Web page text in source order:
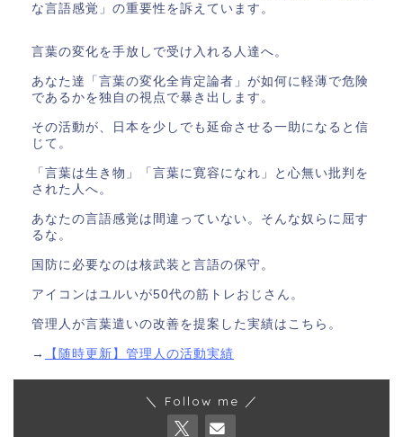
な言語感覚」の重要性を訴えています。
言葉の変化を手放しで受け入れる人達へ。
あなた達「言葉の変化全肯定論者」が如何に軽薄で危険
であるかを独自の視点で暴き出します。
その活動が、日本を少しでも延命させる一助になると信
じて。
「言葉は生き物」「言葉に寛容になれ」と心無い批判を
された人へ。
あなたの言語感覚は間違っていない。そんな奴らに屈す
るな。
国防に必要なのは核武装と言語の保守。
アイコンはユルいが50代の筋トレおじさん。
管理人が言葉遣いの改善を提案した実績はこちら。
→ 【随時更新】管理人の活動実績
＼ Follow me ／